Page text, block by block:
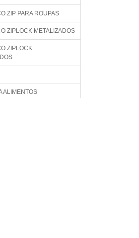
ZIP PARA ROUPAS
ZIPLOCK METALIZADOS
ZIPLOCK
ALIMENTOS